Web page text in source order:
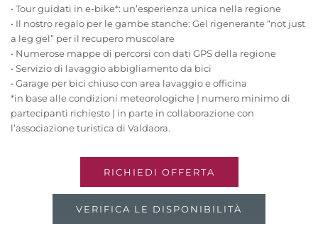
• Tour guidati in e-bike*: un’esperienza unica nella regione
• Il nostro regalo per le gambe stanche: Gel rigenerante “not just
a leg gel” per il recupero muscolare
• Numerose mappe di percorsi con dati GPS della regione
• Servizio di lavaggio abbigliamento da bici
• Garage per bici chiuso con area lavaggio e officina
*in base alle condizioni meteorologiche | numero minimo di
partecipanti richiesto | in parte in collaborazione con
l’associazione turistica di Valdaora.
RICHIEDI OFFERTA
VERIFICA LE DISPONIBILITÀ